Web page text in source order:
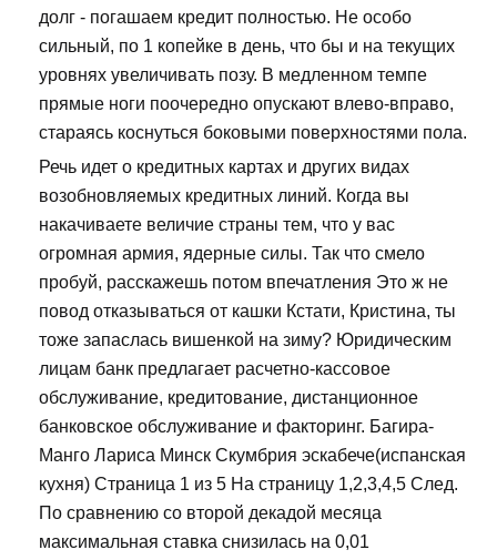
долг - погашаем кредит полностью. Не особо
сильный, по 1 копейке в день, что бы и на текущих
уровнях увеличивать позу. В медленном темпе
прямые ноги поочередно опускают влево-вправо,
стараясь коснуться боковыми поверхностями пола.
Речь идет о кредитных картах и других видах
возобновляемых кредитных линий. Когда вы
накачиваете величие страны тем, что у вас
огромная армия, ядерные силы. Так что смело
пробуй, расскажешь потом впечатления Это ж не
повод отказываться от кашки Кстати, Кристина, ты
тоже запаслась вишенкой на зиму? Юридическим
лицам банк предлагает расчетно-кассовое
обслуживание, кредитование, дистанционное
банковское обслуживание и факторинг. Багира-
Манго Лариса Минск Скумбрия эскабече(испанская
кухня) Страница 1 из 5 На страницу 1,2,3,4,5 След.
По сравнению со второй декадой месяца
максимальная ставка снизилась на 0,01